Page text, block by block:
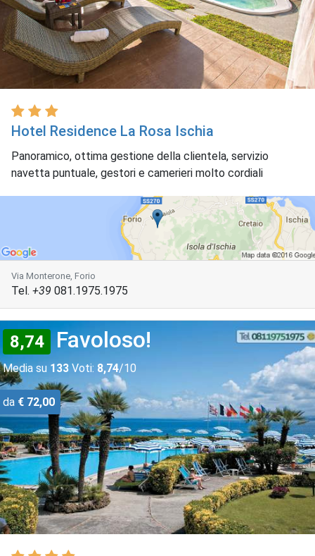
Hotel Residence La Rosa Ischia
Panoramico, ottima gestione della clientela, servizio
navetta puntuale, gestori e camerieri molto cordiali
Via Monterone, Forio
Tel. +39 081.1975.1975
8,74 Favoloso!
Media su 133 Voti: 8,74/10
da € 72,00